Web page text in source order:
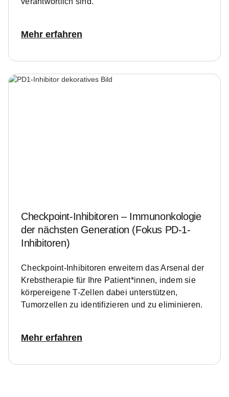
Mehr erfahren
Checkpoint-Inhibitoren – Immunonkologie
der nächsten Generation (Fokus PD-1-
Inhibitoren)
Checkpoint-Inhibitoren erweitern das Arsenal der
Krebstherapie für Ihre Patient*innen, indem sie
körpereigene T-Zellen dabei unterstützen,
Tumorzellen zu identifizieren und zu eliminieren.
Mehr erfahren